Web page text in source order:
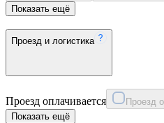
Показать ещё
Проезд и логистика
Проезд оплачивается Проезд
Показать ещё